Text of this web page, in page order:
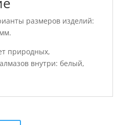
размеров изделий:
природных,
внутри: белый,